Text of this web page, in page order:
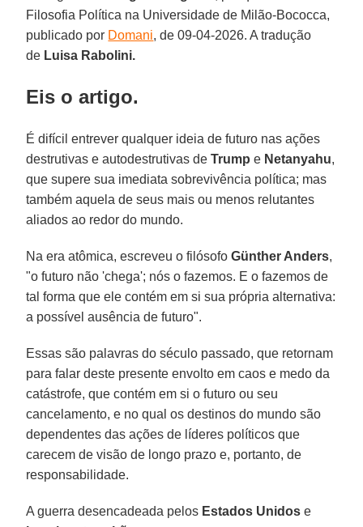
Filosofia Política na Universidade de Milão-Bococca,
publicado por Domani, de 09-04-2026. A tradução
de Luisa Rabolini.
Eis o artigo.
É difícil entrever qualquer ideia de futuro nas ações
destrutivas e autodestrutivas deTrump e Netanyahu,
que supere sua imediata sobrevivência política; mas
também aquela de seus mais ou menos relutantes
aliados ao redor do mundo.
Na era atômica, escreveu o filósofoGünther Anders,
"o futuro não 'chega'; nós o fazemos. E o fazemos de
tal forma que ele contém em si sua própria alternativa:
a possível ausência de futuro".
Essas são palavras do século passado, que retornam
para falar deste presente envolto em caos e medo da
catástrofe, que contém em si o futuro ou seu
cancelamento, e no qual os destinos do mundo são
dependentes das ações de líderes políticos que
carecem de visão de longo prazo e, portanto, de
responsabilidade.
A guerra desencadeada pelos Estados Unidos e